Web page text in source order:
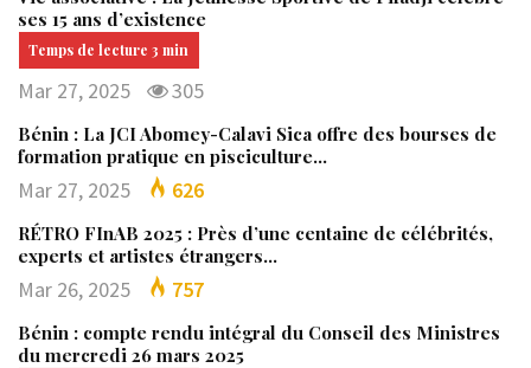
ses 15 ans d’existence
Mar 27, 2025 305
Bénin : La JCI Abomey-Calavi Sica offre des bourses de
formation pratique en pisciculture…
Mar 27, 2025 626
RÉTRO FInAB 2025 : Près d’une centaine de célébrités,
experts et artistes étrangers…
Mar 26, 2025 757
Bénin : compte rendu intégral du Conseil des Ministres
du mercredi 26 mars 2025